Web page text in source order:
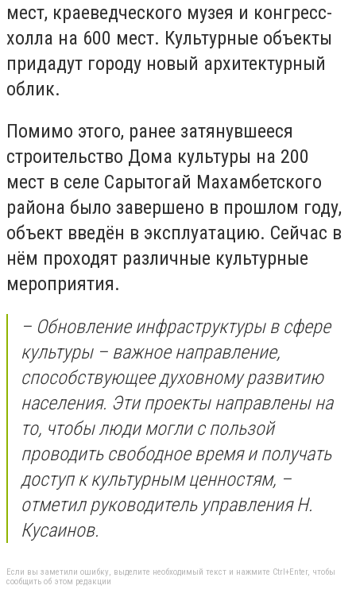
мест, краеведческого музея и конгресс-
холла на 600 мест. Культурные объекты
придадут городу новый архитектурный
облик.
Помимо этого, ранее затянувшееся
строительство Дома культуры на 200
мест в селе Сарытогай Махамбетского
района было завершено в прошлом году,
объект введён в эксплуатацию. Сейчас в
нём проходят различные культурные
мероприятия.
– Обновление инфраструктуры в сфере
культуры – важное направление,
способствующее духовному развитию
населения. Эти проекты направлены на
то, чтобы люди могли с пользой
проводить свободное время и получать
доступ к культурным ценностям, –
отметил руководитель управления Н.
Кусаинов.
Если вы заметили ошибку, выделите необходимый текст и нажмите Ctrl+Enter, чтобы
сообщить об этом редакции